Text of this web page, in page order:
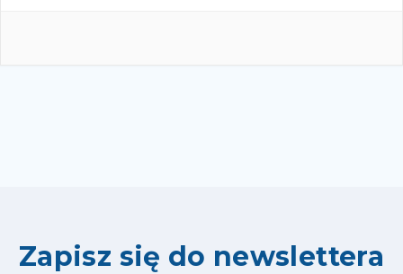
Zapisz się do newslettera